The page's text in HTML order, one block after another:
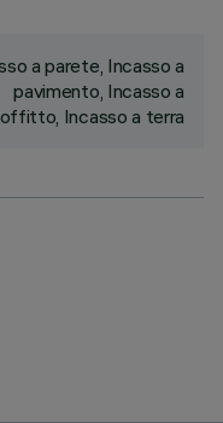
a parete, Incasso a
pavimento, Incasso a
Incasso a terra